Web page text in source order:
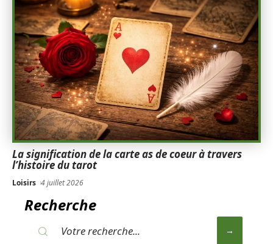
La signification de la carte as de coeur à travers
l’histoire du tarot
Loisirs 4 juillet 2026
Recherche